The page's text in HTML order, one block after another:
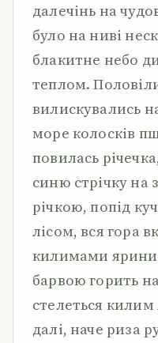
далечінь на
було на ниві
блакитне небо
теплом.
вилискувались
море колосків
повилась
синю стрічку на
річкою, попід
лісом, вся гора
килимами
барвою горить
стелеться килим
далі, наче риза